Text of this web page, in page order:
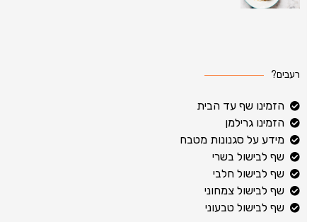
רעבים?
הזמינו שף עד הבית
הזמינו גרילמן
מידע על סגנונות מטבח
שף לבישול בשרי
שף לבישול חלבי
שף לבישול צמחוני
שף לבישול טבעוני